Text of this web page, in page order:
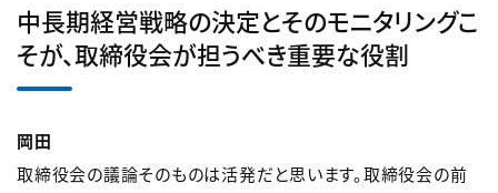
中長期経営戦略の決定とそのモニタリングこ
そが、取締役会が担うべき重要な役割
岡田
取締役会の議論そのものは活発だと思います。取締役会の前